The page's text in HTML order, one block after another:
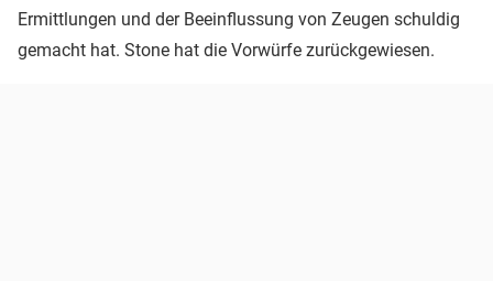
Ermittlungen und der Beeinflussung von Zeugen schuldig
gemacht hat. Stone hat die Vorwürfe zurückgewiesen.